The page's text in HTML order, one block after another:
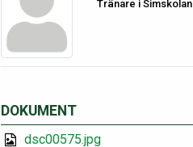
Tränare i Simskolan
DOKUMENT
dsc00575.jpg